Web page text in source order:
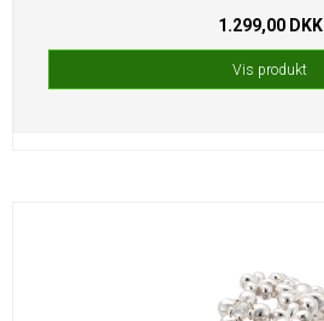
1.299,00 DKK
Vis produkt